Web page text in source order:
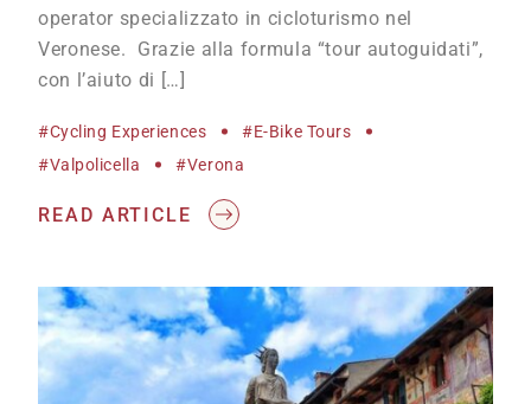
operator specializzato in cicloturismo nel
Veronese. Grazie alla formula “tour autoguidati”,
con l’aiuto di […]
#cycling Experiences
#e-Bike Tours
#Valpolicella
#Verona
READ ARTICLE